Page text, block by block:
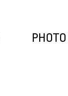
PHOTO